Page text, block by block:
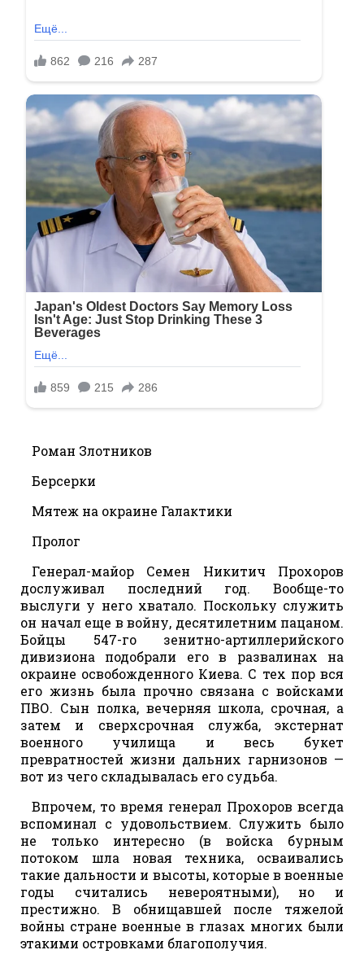
Роман Злотников
Берсерки
Мятеж на окраине Галактики
Пролог
Генерал-майор Семен Никитич Прохоров
дослуживал последний год. Вообще-то
выслуги у него хватало. Поскольку служить
он начал еще в войну, десятилетним пацаном.
Бойцы 547-го зенитно-артиллерийского
дивизиона подобрали его в развалинах на
окраине освобожденного Киева. С тех пор вся
его жизнь была прочно связана с войсками
ПВО. Сын полка, вечерняя школа, срочная, а
затем и сверхсрочная служба, экстернат
военного училища и весь букет
превратностей жизни дальних гарнизонов —
вот из чего складывалась его судьба.
Впрочем, то время генерал Прохоров всегда
вспоминал с удовольствием. Служить было
не только интересно (в войска бурным
потоком шла новая техника, осваивались
такие дальности и высоты, которые в военные
годы считались невероятными), но и
престижно. В обнищавшей после тяжелой
войны стране военные в глазах многих были
этакими островками благополучия.